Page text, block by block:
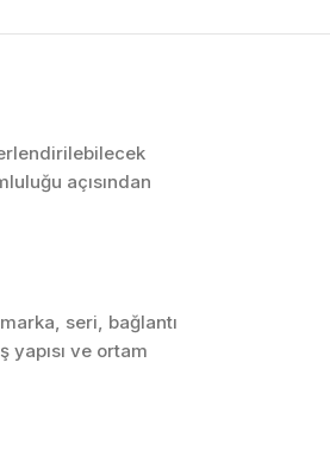
Hareket
açısından
seri, bağlantı
ve ortam